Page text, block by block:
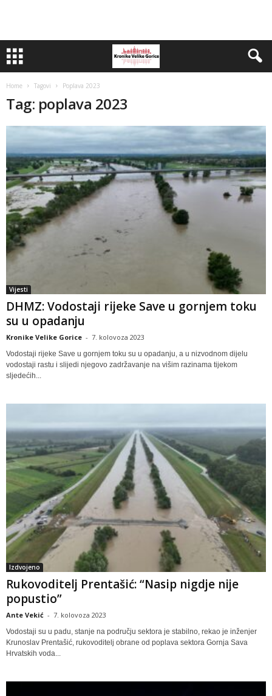
Home Tagovi Poplava 2023
Tag: poplava 2023
Vijesti
DHMZ: Vodostaji rijeke Save u gornjem toku
su u opadanju
Kronike Velike Gorice - 7. kolovoza 2023
Vodostaji rijeke Save u gornjem toku su u opadanju, a u nizvodnom dijelu
vodostaji rastu i slijedi njegovo zadržavanje na višim razinama tijekom
sljedećih...
Izdvojeno
Rukovoditelj Prentašić: “Nasip nigdje nije
popustio”
Ante Vekić - 7. kolovoza 2023
Vodostaji su u padu, stanje na području sektora je stabilno, rekao je inženjer
Krunoslav Prentašić, rukovoditelj obrane od poplava sektora Gornja Sava
Hrvatskih voda...